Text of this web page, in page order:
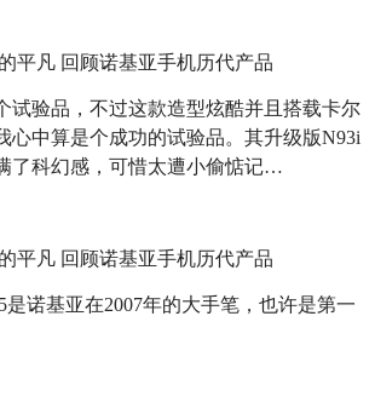
试验品，不过这款造型炫酷并且搭载卡尔
心中算是个成功的试验品。其升级版N93i
了科幻感，可惜太遭小偷惦记…
诺基亚在2007年的大手笔，也许是第一